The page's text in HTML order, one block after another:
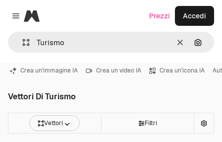
Close menu
Magnific
CancellaCerca
Prezzi Accedi
Crea un'immagine IA Crea un video IA Crea un'icona IA
Vettori Di Turismo
Vettori Filtri